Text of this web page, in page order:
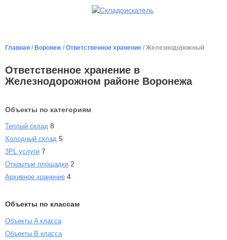
Главная / Воронеж / Ответственное хранение / Железнодорожный
Ответственное хранение в
Железнодорожном районе Воронежа
Объекты по категориям
Теплый склад 8
Холодный склад 5
3PL услуги 7
Открытые площадки 2
Архивное хранение 4
Объекты по классам
Объекты A класса
Объекты B класса